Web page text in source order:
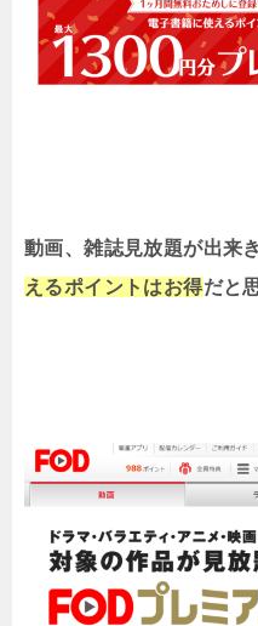
動画、雑誌見放題が出来き
えるポイントはお得だと